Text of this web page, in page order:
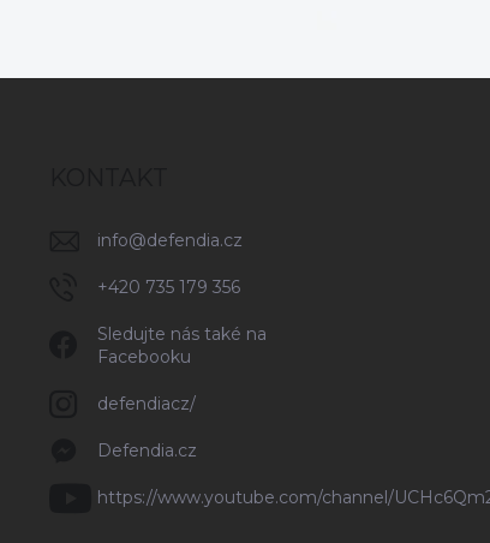
info@defendia.cz
+420 735 179 356
Sledujte nás také na
Facebooku
defendiacz/
Defendia.cz
https://www.youtube.com/channel/